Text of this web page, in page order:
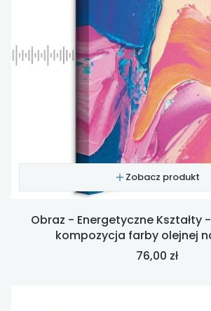
Zobacz produkt
Obraz - Energetyczne Kształty
kompozycja farby olejnej
Cena
76,00 zł